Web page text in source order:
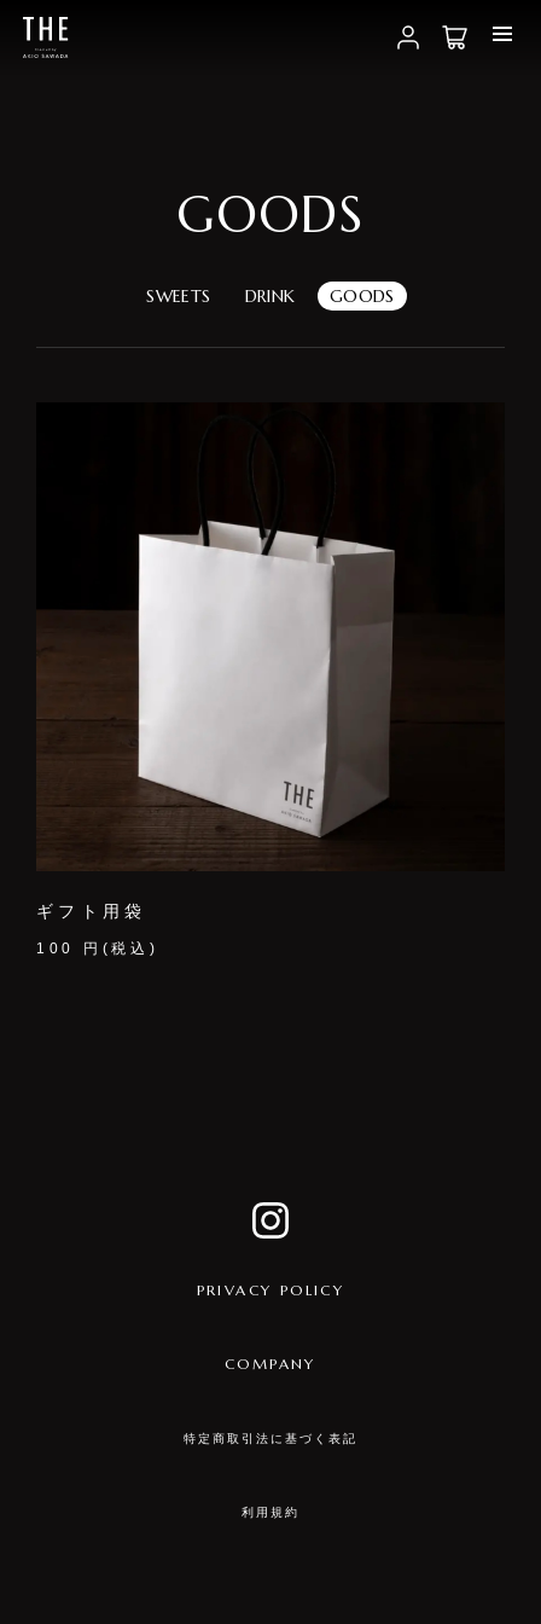
ABOUT
CONTACT
COMPANY
GOODS
SWEETS DRINK GOODS
ギフト用袋
100 円(税込)
PRIVACY POLICY
COMPANY
特定商取引法に基づく表記
利用規約